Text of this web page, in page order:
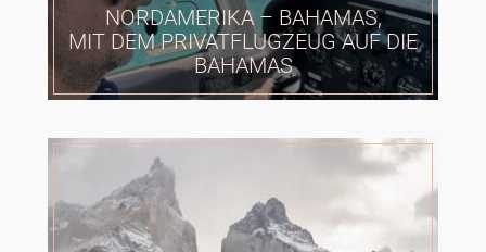
NORDAMERIKA – BAHAMAS,
MIT DEM PRIVATFLUGZEUG AUF DIE
BAHAMAS